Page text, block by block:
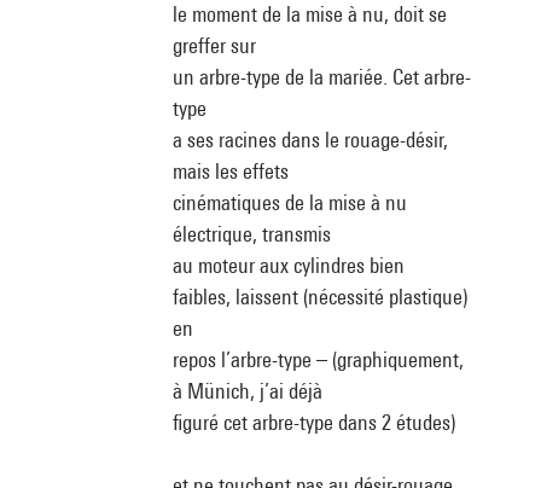
le moment de la mise à nu, doit se
greffer sur
un arbre-type de la mariée. Cet arbre-
type
a ses racines dans le rouage-désir,
mais les effets
cinématiques de la mise à nu
électrique, transmis
au moteur aux cylindres bien
faibles, laissent (nécessité plastique)
en
repos l’arbre-type – (graphiquement,
à Münich, j’ai déjà
figuré cet arbre-type dans 2 études)